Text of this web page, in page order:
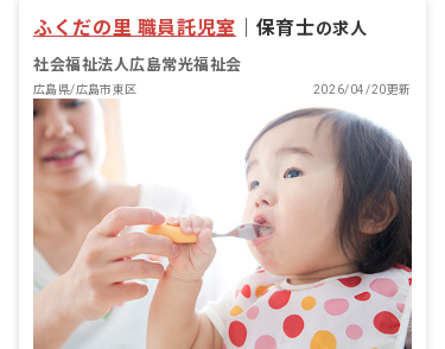
ふくだの里 職員託児室 保育士の求人
社会福祉法人広島常光福祉会
広島県/広島市東区 2026/04/20更新